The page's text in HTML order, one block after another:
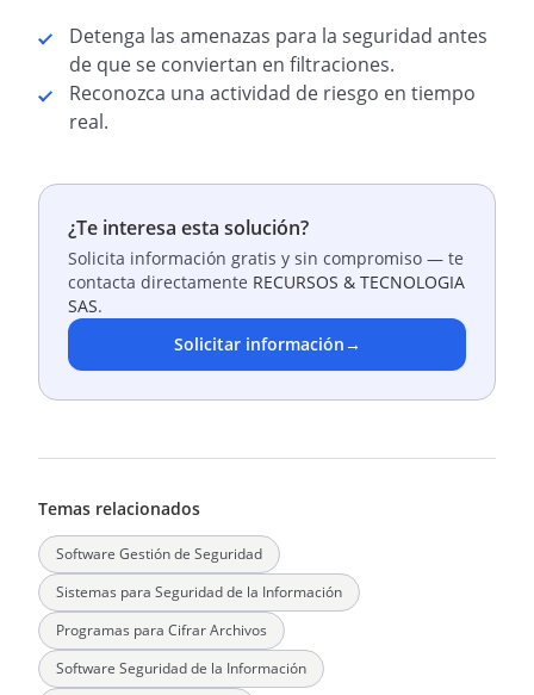
Detenga las amenazas para la seguridad antes
de que se conviertan en filtraciones.
Reconozca una actividad de riesgo en tiempo
real.
¿Te interesa esta solución?
Solicita información gratis y sin compromiso — te
contacta directamente RECURSOS & TECNOLOGIA
SAS.
Solicitar información→
Temas relacionados
Software Gestión de Seguridad
Sistemas para Seguridad de la Información
Programas para Cifrar Archivos
Software Seguridad de la Información